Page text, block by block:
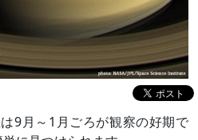
9月～1月ごろが観察の好期で